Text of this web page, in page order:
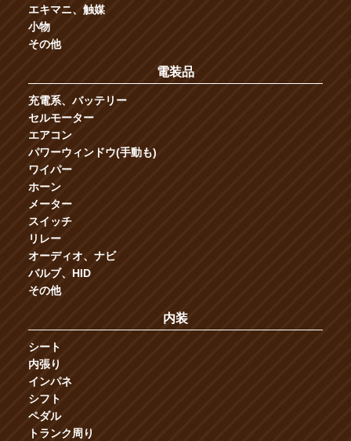
エキマニ、触媒
小物
その他
電装品
充電系、バッテリー
セルモーター
エアコン
パワーウィンドウ(手動も)
ワイパー
ホーン
メーター
スイッチ
リレー
オーディオ、ナビ
バルブ、HID
その他
内装
シート
内張り
インパネ
シフト
ペダル
トランク周り